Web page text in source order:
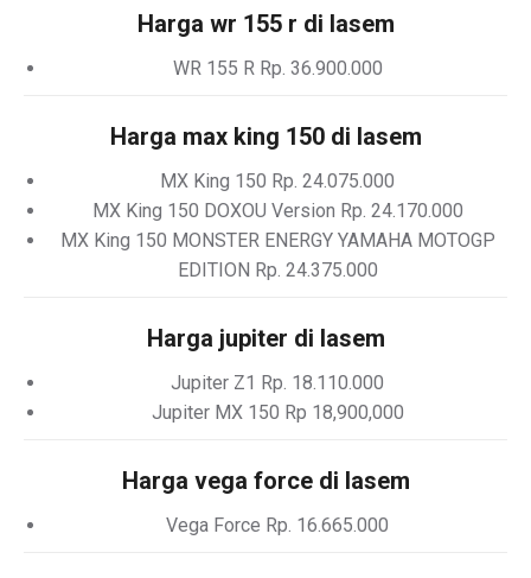
Harga wr 155 r di lasem
WR 155 R Rp. 36.900.000
Harga max king 150 di lasem
MX King 150 Rp. 24.075.000
MX King 150 DOXOU Version Rp. 24.170.000
MX King 150 MONSTER ENERGY YAMAHA MOTOGP
EDITION Rp. 24.375.000
Harga jupiter di lasem
Jupiter Z1 Rp. 18.110.000
Jupiter MX 150 Rp 18,900,000
Harga vega force di lasem
Vega Force Rp. 16.665.000